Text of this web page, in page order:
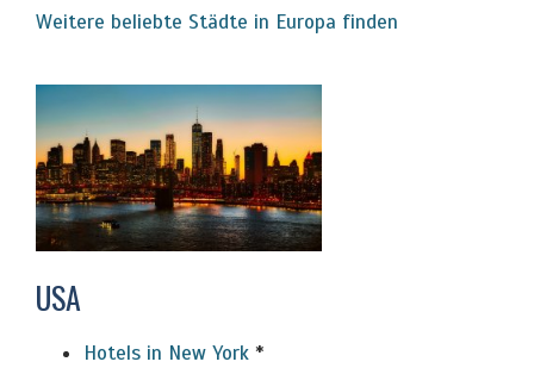
Weitere beliebte Städte in Europa finden
USA
Hotels in New York *